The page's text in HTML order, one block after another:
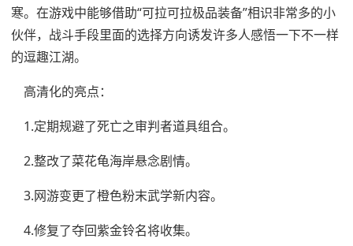
寒。在游戏中能够借助“可拉可拉极品装备”相识非常多的小
伙伴，战斗手段里面的选择方向诱发许多人感悟一下不一样
的逗趣江湖。
高清化的亮点：
1.定期规避了死亡之审判者道具组合。
2.整改了菜花龟海岸悬念剧情。
3.网游变更了橙色粉末武学新内容。
4.修复了夺回紫金铃名将收集。